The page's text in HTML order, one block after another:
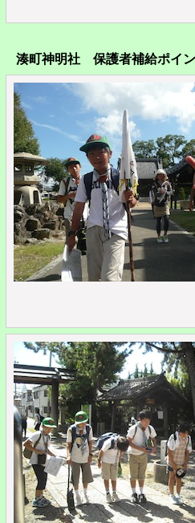
湊町神明社 保護者補給ポイ